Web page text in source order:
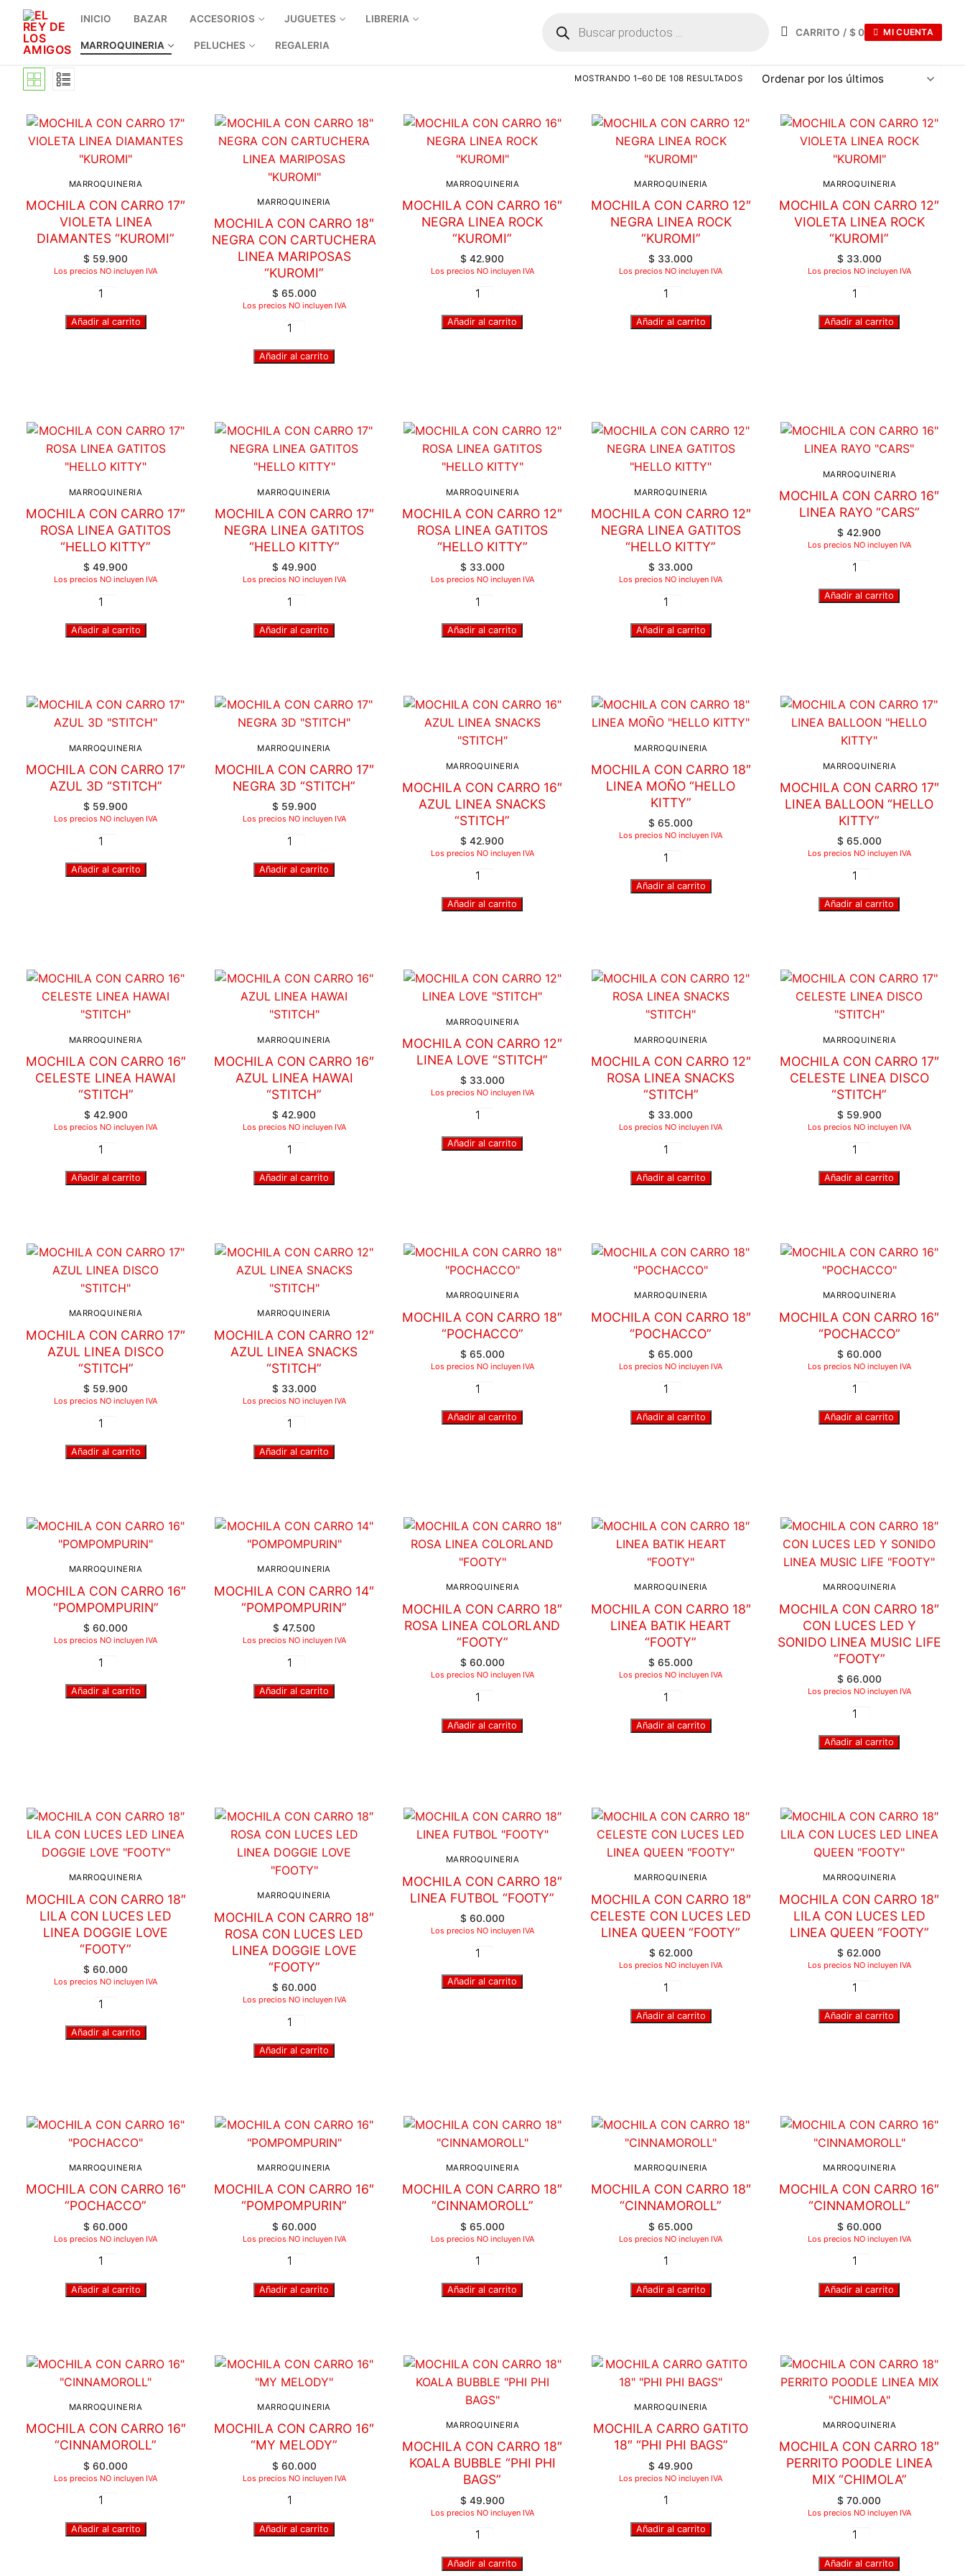
INICIO BAZAR ACCESORIOS JUGUETES LIBRERIA
MARROQUINERIA PELUCHES REGALERIA
CARRITO / $ 0 MI CUENTA
MOSTRANDO 1–60 DE 108 RESULTADOS
MARROQUINERIA
MOCHILA CON CARRO 17″
VIOLETA LINEA
DIAMANTES “KUROMI”
$ 59.900
Los precios NO incluyen IVA
Añadir al carrito
MARROQUINERIA
MOCHILA CON CARRO 18″
NEGRA CON CARTUCHERA
LINEA MARIPOSAS
“KUROMI”
$ 65.000
Los precios NO incluyen IVA
Añadir al carrito
MARROQUINERIA
MOCHILA CON CARRO 16″
NEGRA LINEA ROCK
“KUROMI”
$ 42.900
Los precios NO incluyen IVA
Añadir al carrito
MARROQUINERIA
MOCHILA CON CARRO 12″
NEGRA LINEA ROCK
“KUROMI”
$ 33.000
Los precios NO incluyen IVA
Añadir al carrito
MARROQUINERIA
MOCHILA CON CARRO 12″
VIOLETA LINEA ROCK
“KUROMI”
$ 33.000
Los precios NO incluyen IVA
Añadir al carrito
MARROQUINERIA
MOCHILA CON CARRO 17″
ROSA LINEA GATITOS
“HELLO KITTY”
$ 49.900
Los precios NO incluyen IVA
Añadir al carrito
MARROQUINERIA
MOCHILA CON CARRO 17″
NEGRA LINEA GATITOS
“HELLO KITTY”
$ 49.900
Los precios NO incluyen IVA
Añadir al carrito
MARROQUINERIA
MOCHILA CON CARRO 12″
ROSA LINEA GATITOS
“HELLO KITTY”
$ 33.000
Los precios NO incluyen IVA
Añadir al carrito
MARROQUINERIA
MOCHILA CON CARRO 12″
NEGRA LINEA GATITOS
“HELLO KITTY”
$ 33.000
Los precios NO incluyen IVA
Añadir al carrito
MARROQUINERIA
MOCHILA CON CARRO 16″
LINEA RAYO “CARS”
$ 42.900
Los precios NO incluyen IVA
Añadir al carrito
MARROQUINERIA
MOCHILA CON CARRO 17″
AZUL 3D “STITCH”
$ 59.900
Los precios NO incluyen IVA
Añadir al carrito
MARROQUINERIA
MOCHILA CON CARRO 17″
NEGRA 3D “STITCH”
$ 59.900
Los precios NO incluyen IVA
Añadir al carrito
MARROQUINERIA
MOCHILA CON CARRO 16″
AZUL LINEA SNACKS
“STITCH”
$ 42.900
Los precios NO incluyen IVA
Añadir al carrito
MARROQUINERIA
MOCHILA CON CARRO 18″
LINEA MOÑO “HELLO
KITTY”
$ 65.000
Los precios NO incluyen IVA
Añadir al carrito
MARROQUINERIA
MOCHILA CON CARRO 17″
LINEA BALLOON “HELLO
KITTY”
$ 65.000
Los precios NO incluyen IVA
Añadir al carrito
MARROQUINERIA
MOCHILA CON CARRO 16″
CELESTE LINEA HAWAI
“STITCH”
$ 42.900
Los precios NO incluyen IVA
Añadir al carrito
MARROQUINERIA
MOCHILA CON CARRO 16″
AZUL LINEA HAWAI
“STITCH”
$ 42.900
Los precios NO incluyen IVA
Añadir al carrito
MARROQUINERIA
MOCHILA CON CARRO 12″
LINEA LOVE “STITCH”
$ 33.000
Los precios NO incluyen IVA
Añadir al carrito
MARROQUINERIA
MOCHILA CON CARRO 12″
ROSA LINEA SNACKS
“STITCH”
$ 33.000
Los precios NO incluyen IVA
Añadir al carrito
MARROQUINERIA
MOCHILA CON CARRO 17″
CELESTE LINEA DISCO
“STITCH”
$ 59.900
Los precios NO incluyen IVA
Añadir al carrito
MARROQUINERIA
MOCHILA CON CARRO 17″
AZUL LINEA DISCO
“STITCH”
$ 59.900
Los precios NO incluyen IVA
Añadir al carrito
MARROQUINERIA
MOCHILA CON CARRO 12″
AZUL LINEA SNACKS
“STITCH”
$ 33.000
Los precios NO incluyen IVA
Añadir al carrito
MARROQUINERIA
MOCHILA CON CARRO 18″
“POCHACCO”
$ 65.000
Los precios NO incluyen IVA
Añadir al carrito
MARROQUINERIA
MOCHILA CON CARRO 18″
“POCHACCO”
$ 65.000
Los precios NO incluyen IVA
Añadir al carrito
MARROQUINERIA
MOCHILA CON CARRO 16″
“POCHACCO”
$ 60.000
Los precios NO incluyen IVA
Añadir al carrito
MARROQUINERIA
MOCHILA CON CARRO 16″
“POMPOMPURIN”
$ 60.000
Los precios NO incluyen IVA
Añadir al carrito
MARROQUINERIA
MOCHILA CON CARRO 14″
“POMPOMPURIN”
$ 47.500
Los precios NO incluyen IVA
Añadir al carrito
MARROQUINERIA
MOCHILA CON CARRO 18″
ROSA LINEA COLORLAND
“FOOTY”
$ 60.000
Los precios NO incluyen IVA
Añadir al carrito
MARROQUINERIA
MOCHILA CON CARRO 18″
LINEA BATIK HEART
“FOOTY”
$ 65.000
Los precios NO incluyen IVA
Añadir al carrito
MARROQUINERIA
MOCHILA CON CARRO 18″
CON LUCES LED Y
SONIDO LINEA MUSIC LIFE
“FOOTY”
$ 66.000
Los precios NO incluyen IVA
Añadir al carrito
MARROQUINERIA
MOCHILA CON CARRO 18″
LILA CON LUCES LED
LINEA DOGGIE LOVE
“FOOTY”
$ 60.000
Los precios NO incluyen IVA
Añadir al carrito
MARROQUINERIA
MOCHILA CON CARRO 18″
ROSA CON LUCES LED
LINEA DOGGIE LOVE
“FOOTY”
$ 60.000
Los precios NO incluyen IVA
Añadir al carrito
MARROQUINERIA
MOCHILA CON CARRO 18″
LINEA FUTBOL “FOOTY”
$ 60.000
Los precios NO incluyen IVA
Añadir al carrito
MARROQUINERIA
MOCHILA CON CARRO 18″
CELESTE CON LUCES LED
LINEA QUEEN “FOOTY”
$ 62.000
Los precios NO incluyen IVA
Añadir al carrito
MARROQUINERIA
MOCHILA CON CARRO 18″
LILA CON LUCES LED
LINEA QUEEN “FOOTY”
$ 62.000
Los precios NO incluyen IVA
Añadir al carrito
MARROQUINERIA
MOCHILA CON CARRO 16″
“POCHACCO”
$ 60.000
Los precios NO incluyen IVA
Añadir al carrito
MARROQUINERIA
MOCHILA CON CARRO 16″
“POMPOMPURIN”
$ 60.000
Los precios NO incluyen IVA
Añadir al carrito
MARROQUINERIA
MOCHILA CON CARRO 18″
“CINNAMOROLL”
$ 65.000
Los precios NO incluyen IVA
Añadir al carrito
MARROQUINERIA
MOCHILA CON CARRO 18″
“CINNAMOROLL”
$ 65.000
Los precios NO incluyen IVA
Añadir al carrito
MARROQUINERIA
MOCHILA CON CARRO 16″
“CINNAMOROLL”
$ 60.000
Los precios NO incluyen IVA
Añadir al carrito
MARROQUINERIA
MOCHILA CON CARRO 16″
“CINNAMOROLL”
$ 60.000
Los precios NO incluyen IVA
Añadir al carrito
MARROQUINERIA
MOCHILA CON CARRO 16″
“MY MELODY”
$ 60.000
Los precios NO incluyen IVA
Añadir al carrito
MARROQUINERIA
MOCHILA CON CARRO 18″
KOALA BUBBLE “PHI PHI
BAGS”
$ 49.900
Los precios NO incluyen IVA
Añadir al carrito
MARROQUINERIA
MOCHILA CARRO GATITO
18″ “PHI PHI BAGS”
$ 49.900
Los precios NO incluyen IVA
Añadir al carrito
MARROQUINERIA
MOCHILA CON CARRO 18″
PERRITO POODLE LINEA
MIX “CHIMOLA”
$ 70.000
Los precios NO incluyen IVA
Añadir al carrito